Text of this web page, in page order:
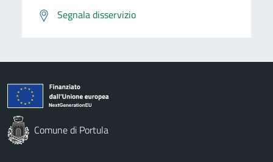
Segnala disservizio
Comune di Portula